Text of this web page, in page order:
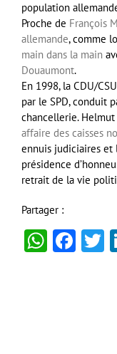
population
Proche de François
allemande, comme
main dans la main
Douaumont.
En 1998, la CDU/
par le SPD, conduit
chancellerie.
affaire des caisses
ennuis judiciaires et
présidence
retrait de la vie
Partager :